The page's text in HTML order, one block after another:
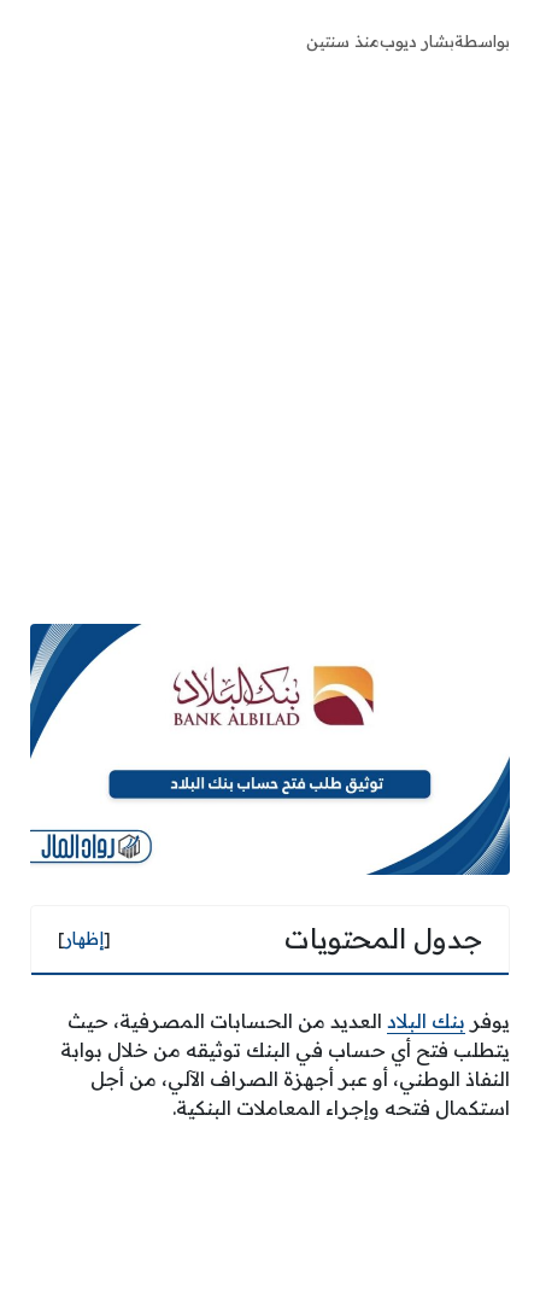
بواسطةبشار ديوبمنذ سنتين
جدول المحتويات [إظهار]
يوفر بنك البلاد العديد من الحسابات المصرفية، حيث
يتطلب فتح أي حساب في البنك توثيقه من خلال بوابة
النفاذ الوطني، أو عبر أجهزة الصراف الآلي، من أجل
استكمال فتحه وإجراء المعاملات البنكية.